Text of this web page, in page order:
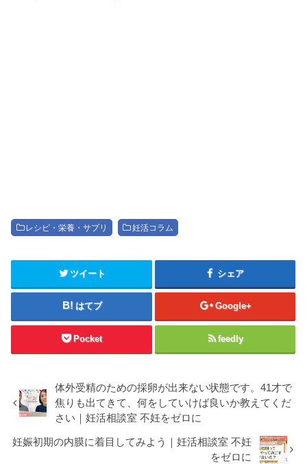
レシピ・栄養・サプリ 妊活コラム
ツイート シェア
はてブ Google+
Pocket feedly
体外受精のための採卵が出来ない状態です。41才で
焦りも出てきて、何をしていけば良いか教えてくだ
さい｜妊活相談室 不妊をゼロに
妊娠初期の内膜に着目してみよう｜妊活相談室 不妊
をゼロに